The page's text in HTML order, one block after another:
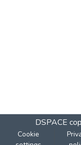
DSPACE
Cookie